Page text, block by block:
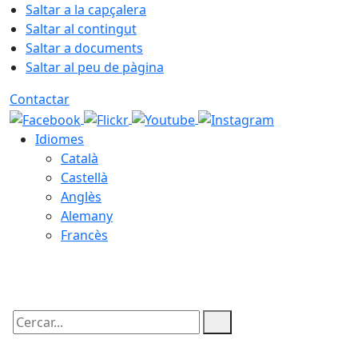
Saltar a la capçalera
Saltar al contingut
Saltar a documents
Saltar al peu de pàgina
Contactar
Idiomes
Català
Castellà
Anglès
Alemany
Francès
Cercar: